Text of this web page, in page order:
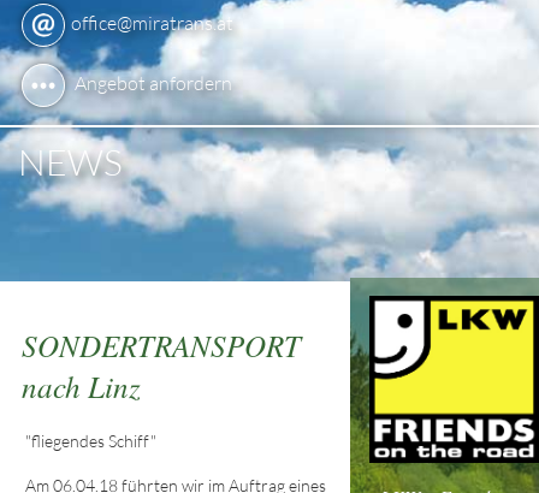
office@miratrans.at
Angebot anfordern
NEWS
SONDERTRANSPORT
nach Linz
"fliegendes Schiff"
Am 06.04.18 führten wir im Auftrag eines